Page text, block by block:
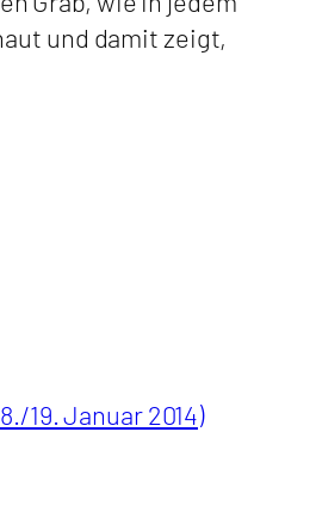
und damit zeigt,
19. Januar 2014)